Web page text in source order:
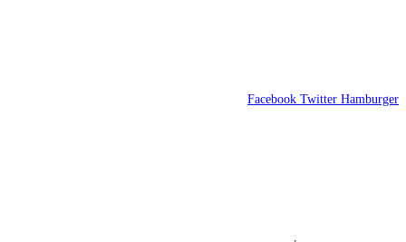
Facebook Twitter Hamburger